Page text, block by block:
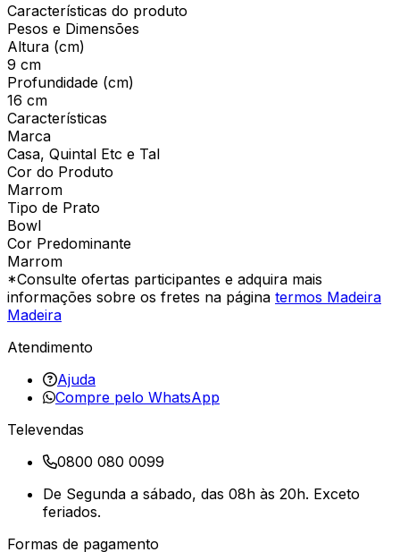
Características do produto
Pesos e Dimensões
Altura (cm)
9 cm
Profundidade (cm)
16 cm
Características
Marca
Casa, Quintal Etc e Tal
Cor do Produto
Marrom
Tipo de Prato
Bowl
Cor Predominante
Marrom
*Consulte ofertas participantes e adquira mais
informações sobre os fretes na página termos Madeira
Madeira
Atendimento
Ajuda
Compre pelo WhatsApp
Televendas
0800 080 0099
De Segunda a sábado, das 08h às 20h. Exceto
feriados.
Formas de pagamento